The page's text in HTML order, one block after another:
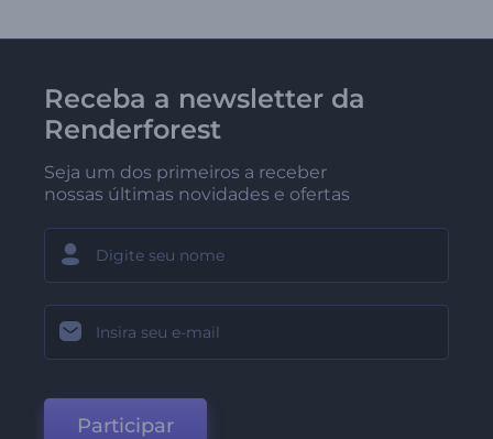
Receba a newsletter da
Renderforest
Seja um dos primeiros a receber
nossas últimas novidades e ofertas
Participar